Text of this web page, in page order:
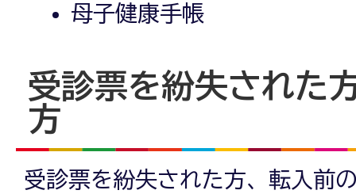
母子健康手帳
受診票を紛失された
方
受診票を紛失された方、転入前